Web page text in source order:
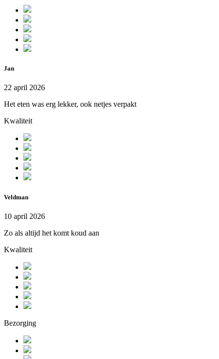
Jan
22 april 2026
Het eten was erg lekker, ook netjes verpakt
Kwaliteit
Veldman
10 april 2026
Zo als altijd het komt koud aan
Kwaliteit
Bezorging